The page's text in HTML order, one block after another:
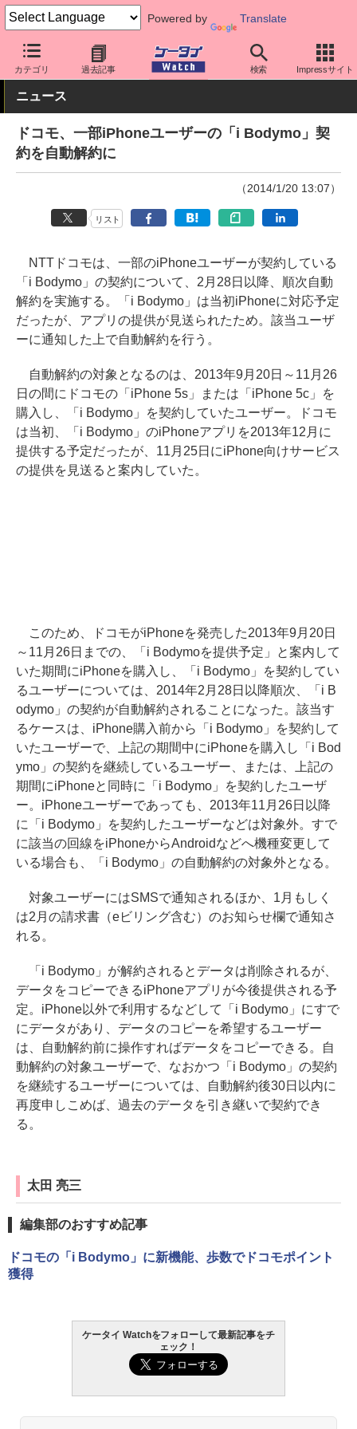
Powered by Translate
カテゴリ 過去記事 検索 Impressサイト
ケータイ Watch キャリア ドコモ アプリ・サービス
ニュース
ドコモ、一部iPhoneユーザーの「i Bodymo」契
約を自動解約に
（2014/1/20 13:07）
リスト
NTTドコモは、一部のiPhoneユーザーが契約している
「i Bodymo」の契約について、2月28日以降、順次自動
解約を実施する。「i Bodymo」は当初iPhoneに対応予定
だったが、アプリの提供が見送られたため。該当ユーザ
ーに通知した上で自動解約を行う。
自動解約の対象となるのは、2013年9月20日～11月26
日の間にドコモの「iPhone 5s」または「iPhone 5c」を
購入し、「i Bodymo」を契約していたユーザー。ドコモ
は当初、「i Bodymo」のiPhoneアプリを2013年12月に
提供する予定だったが、11月25日にiPhone向けサービス
の提供を見送ると案内していた。
このため、ドコモがiPhoneを発売した2013年9月20日
～11月26日までの、「i Bodymoを提供予定」と案内して
いた期間にiPhoneを購入し、「i Bodymo」を契約してい
るユーザーについては、2014年2月28日以降順次、「i B
odymo」の契約が自動解約されることになった。該当す
るケースは、iPhone購入前から「i Bodymo」を契約して
いたユーザーで、上記の期間中にiPhoneを購入し「i Bod
ymo」の契約を継続しているユーザー、または、上記の
期間にiPhoneと同時に「i Bodymo」を契約したユーザ
ー。iPhoneユーザーであっても、2013年11月26日以降
に「i Bodymo」を契約したユーザーなどは対象外。すで
に該当の回線をiPhoneからAndroidなどへ機種変更して
いる場合も、「i Bodymo」の自動解約の対象外となる。
対象ユーザーにはSMSで通知されるほか、1月もしく
は2月の請求書（eビリング含む）のお知らせ欄で通知さ
れる。
「i Bodymo」が解約されるとデータは削除されるが、
データをコピーできるiPhoneアプリが今後提供される予
定。iPhone以外で利用するなどして「i Bodymo」にすで
にデータがあり、データのコピーを希望するユーザー
は、自動解約前に操作すればデータをコピーできる。自
動解約の対象ユーザーで、なおかつ「i Bodymo」の契約
を継続するユーザーについては、自動解約後30日以内に
再度申しこめば、過去のデータを引き継いで契約でき
る。
太田 亮三
編集部のおすすめ記事
ドコモの「i Bodymo」に新機能、歩数でドコモポイント
獲得
ケータイ Watchをフォローして最新記事をチ
ェック！